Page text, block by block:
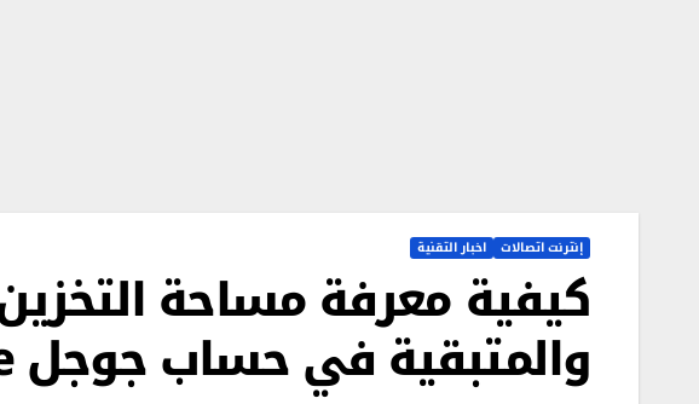
إنترنت اتصالات اخبار التقنية
كيفية معرفة مساحة
والمتبقية في حساب جوجل Google storage